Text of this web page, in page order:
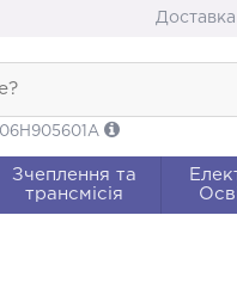
Доставка
Зчеплення та
трансмісія